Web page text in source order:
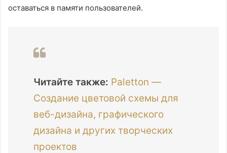
оставаться в памяти пользователей.
Читайте также: Paletton —
Создание цветовой схемы для
веб-дизайна, графического
дизайна и других творческих
проектов